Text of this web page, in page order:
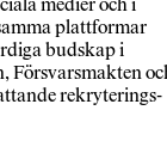
medier och i
plattformar
budskap i
Försvarsmakten
rekryterings-